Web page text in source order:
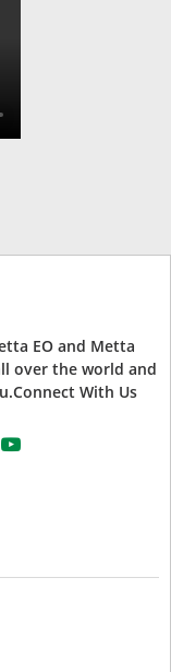
EO and Metta
over the world and
With Us
youtube